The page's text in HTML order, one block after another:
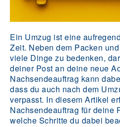
Ein Umzug ist eine
Zeit. Neben dem Packen
viele Dinge zu bedenken,
deiner Post an deine neue
Nachsendeauftrag kann
dass du auch nach dem
verpasst. In diesem Artikel
Nachsendeauftrag für deine
welche Schritte du dabei